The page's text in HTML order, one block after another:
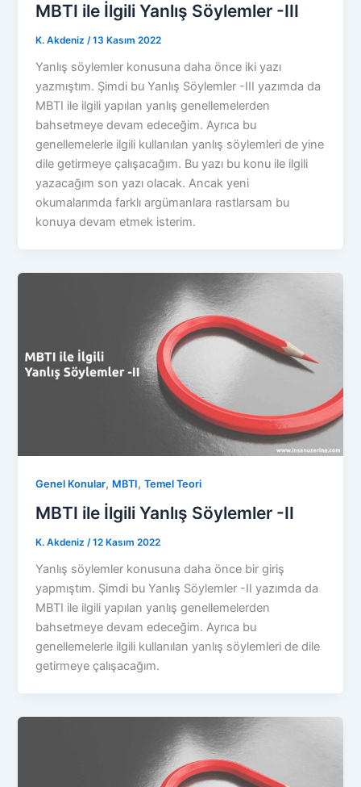
MBTI ile İlgili Yanlış Söylemler -III
K. Akdeniz /13 Kasım 2022
Yanlış söylemler konusuna daha önce iki yazı
yazmıştım. Şimdi bu Yanlış Söylemler -III yazımda da
MBTI ile ilgili yapılan yanlış genellemelerden
bahsetmeye devam edeceğim. Ayrıca bu
genellemelerle ilgili kullanılan yanlış söylemleri de yine
dile getirmeye çalışacağım. Bu yazı bu konu ile ilgili
yazacağım son yazı olacak. Ancak yeni
okumalarımda farklı argümanlara rastlarsam bu
konuya devam etmek isterim.
Genel Konular, MBTI,Temel Teori
MBTI ile İlgili Yanlış Söylemler -II
K. Akdeniz/12 Kasım 2022
Yanlış söylemler konusuna daha önce bir giriş
yapmıştım. Şimdi bu Yanlış Söylemler -II yazımda da
MBTI ile ilgili yapılan yanlış genellemelerden
bahsetmeye devam edeceğim. Ayrıca bu
genellemelerle ilgili kullanılan yanlış söylemleri de dile
getirmeye çalışacağım.